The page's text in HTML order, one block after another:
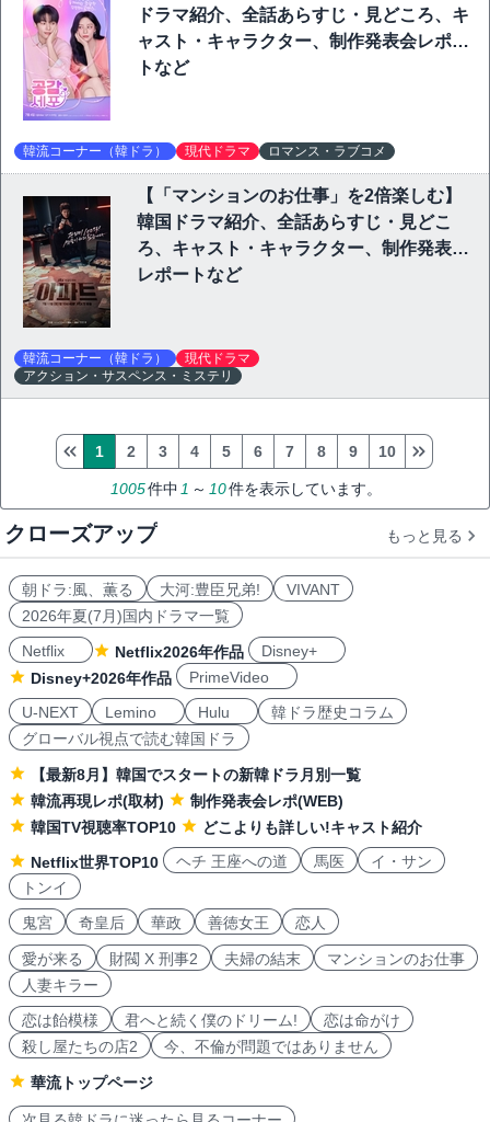
ドラマ紹介、全話あらすじ・見どころ、キ
ャスト・キャラクター、制作発表会レポー
トなど
韓流コーナー（韓ドラ） 現代ドラマ ロマンス・ラブコメ
【「マンションのお仕事」を2倍楽しむ】
韓国ドラマ紹介、全話あらすじ・見どこ
ろ、キャスト・キャラクター、制作発表会
レポートなど
韓流コーナー（韓ドラ）
現代ドラマ
アクション・サスペンス・ミステリ
1005件中 1 ～ 10件を表示しています。
1 2 3 4 5 6 7 8 9 10
クローズアップ もっと見る
朝ドラ:風、薫る 大河:豊臣兄弟!
VIVANT
2026年夏(7月)国内ドラマ一覧
Netflix
Netflix2026年作品
Disney+
Disney+2026年作品
PrimeVideo
U-NEXT
Lemino Hulu
韓ドラ歴史コラム
グローバル視点で読む韓国ドラ
【最新8月】韓国でスタートの新韓ドラ月別一覧
韓流再現レポ(取材)
制作発表会レポ(WEB)
韓国TV視聴率TOP10
どこよりも詳しい!キャスト紹介
Netflix世界TOP10
ヘチ 王座への道 馬医
イ・サン
トンイ
鬼宮
奇皇后 華政 善徳女王 恋人
愛が来る 財閥 X 刑事2 夫婦の結末
マンションのお仕事
人妻キラー
恋は飴模様
君へと続く僕のドリーム!
恋は命がけ
殺し屋たちの店2
今、不倫が問題ではありません
華流トップページ